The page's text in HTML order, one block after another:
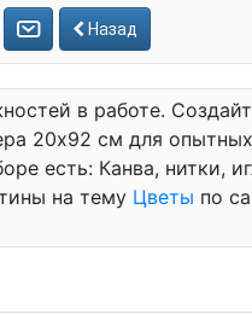
Назад
в работе.
20x92 см для опытных
есть: Канва, нитки,
на тему Цветы по